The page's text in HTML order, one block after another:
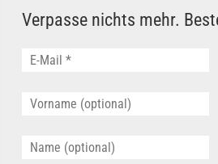
Verpasse nichts mehr.